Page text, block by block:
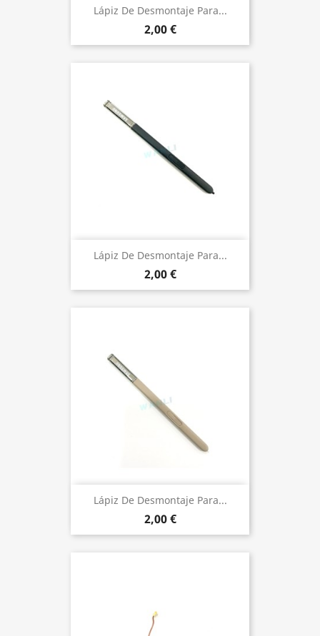
Lápiz De Desmontaje Para...
2,00 €
Lápiz De Desmontaje Para...
2,00 €
Lápiz De Desmontaje Para...
2,00 €